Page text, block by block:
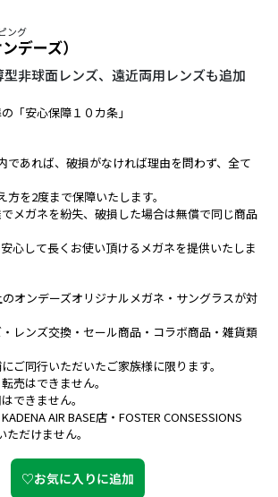
ング
デーズ）
非球面レンズ、遠近両用レンズも追加
「安心保障１０カ条」
であれば、破損がなければ理由を問わず、全て
を2度まで保障いたします。
メガネを紛失、破損した場合は無償で同じ商品
心して長くお使い頂けるメガネを提供いたしま
オンデーズオリジナルメガネ・サングラスが対
レンズ交換・セール商品・コラボ商品・雑貨類
ご同行いただいたご家族様に限ります。
売はできません。
できません。
AIR BASE店・FOSTER CONSESSIONS
だけません。
♡お気に入りに追加